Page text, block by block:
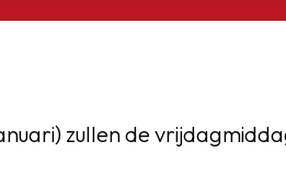
zullen de